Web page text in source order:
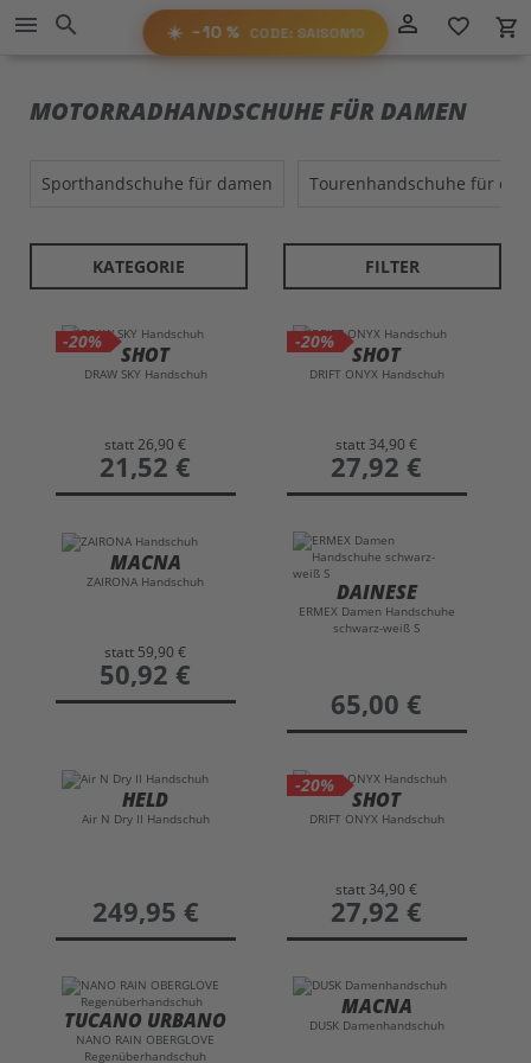
−10%RABATTAUF ALLES!
☀️ −10 % CODE: SAISON10
Direkt
zum
Inhalt
person_outline favorite_border local_grocery_store
menu search
MOTORRADHANDSCHUHE FÜR DAMEN
sporthandschuhe für damen tourenhandschuhe für
KATEGORIE FILTER
-20%
SHOT
DRAW SKY Handschuh
statt26,90 €
preis
21,52 €
-20%
SHOT
DRIFT ONYX Handschuh
statt 34,90 €
preis
27,92 €
MACNA
ZAIRONA Handschuh
statt 59,90 €
preis
50,92 €
DAINESE
ERMEX Damen Handschuhe
schwarz-weiß S
preis
65,00 €
HELD
Air N Dry II Handschuh
preis
249,95 €
-20%
SHOT
DRIFT ONYX Handschuh
statt 34,90 €
preis
27,92 €
TUCANO URBANO
NANO RAIN OBERGLOVE
Regenüberhandschuh
MACNA
DUSK Damenhandschuh